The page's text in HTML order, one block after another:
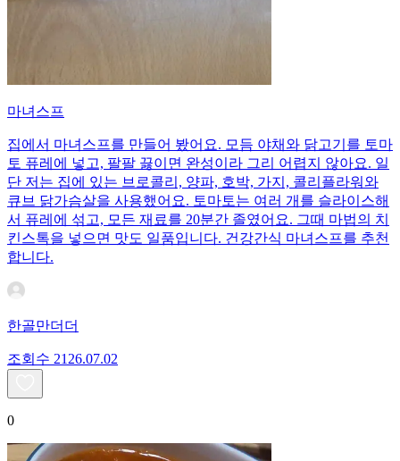
마녀스프
집에서 마녀스프를 만들어 봤어요. 모듬 야채와 닭고기를 토마
토 퓨레에 넣고, 팔팔 끓이면 완성이라 그리 어렵지 않아요. 일
단 저는 집에 있는 브로콜리, 양파, 호박, 가지, 콜리플라워와
큐브 닭가슴살을 사용했어요. 토마토는 여러 개를 슬라이스해
서 퓨레에 섞고, 모든 재료를 20분간 졸였어요. 그때 마법의 치
킨스톡을 넣으면 맛도 일품입니다. 건강간식 마녀스프를 추천
합니다.
한골만더더
조회수 21 26.07.02
0